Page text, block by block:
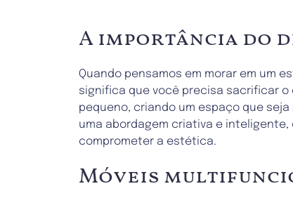
A importância do
Quando pensamos em morar em um
significa que você precisa sacrificar
pequeno, criando um espaço que
uma abordagem criativa e
comprometer a estética.
Móveis